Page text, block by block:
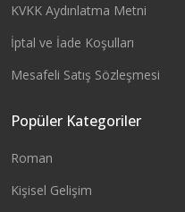
KVKK Aydınlatma Metni
İptal ve İade Koşulları
Mesafeli Satış Sözleşmesi
Popüler Kategoriler
Roman
Kişisel Gelişim